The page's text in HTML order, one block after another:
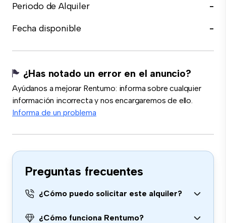
Periodo de Alquiler
-
Fecha disponible
-
¿Has notado un error en el anuncio?
Ayúdanos a mejorar Rentumo: informa sobre cualquier
información incorrecta y nos encargaremos de ello.
Informa de un problema
Preguntas frecuentes
¿Cómo puedo solicitar este alquiler?
¿Cómo funciona Rentumo?